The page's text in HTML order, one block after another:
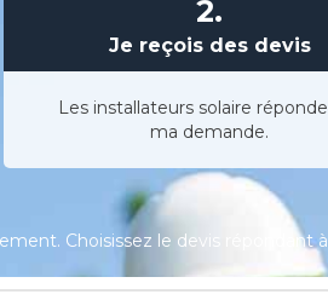
2.
Je reçois des devis
Les installateurs solaire
ma demande.
Choisissez le devis répondant